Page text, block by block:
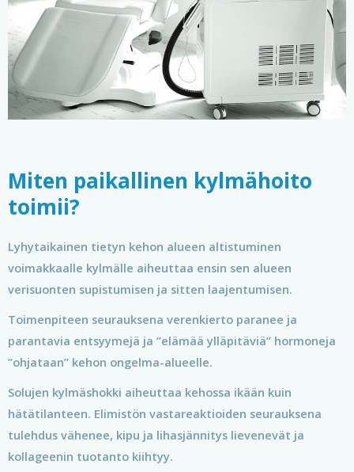
Miten paikallinen kylmähoito
toimii?
Lyhytaikainen tietyn kehon alueen altistuminen
voimakkaalle kylmälle aiheuttaa ensin sen alueen
verisuonten supistumisen ja sitten laajentumisen.
Toimenpiteen seurauksena verenkierto paranee ja
parantavia entsyymejä ja ”elämää ylläpitäviä” hormoneja
”ohjataan” kehon ongelma-alueelle.
Solujen kylmäshokki aiheuttaa kehossa ikään kuin
hätätilanteen. Elimistön vastareaktioiden seurauksena
tulehdus vähenee, kipu ja lihasjännitys lievenevät ja
kollageenin tuotanto kiihtyy.